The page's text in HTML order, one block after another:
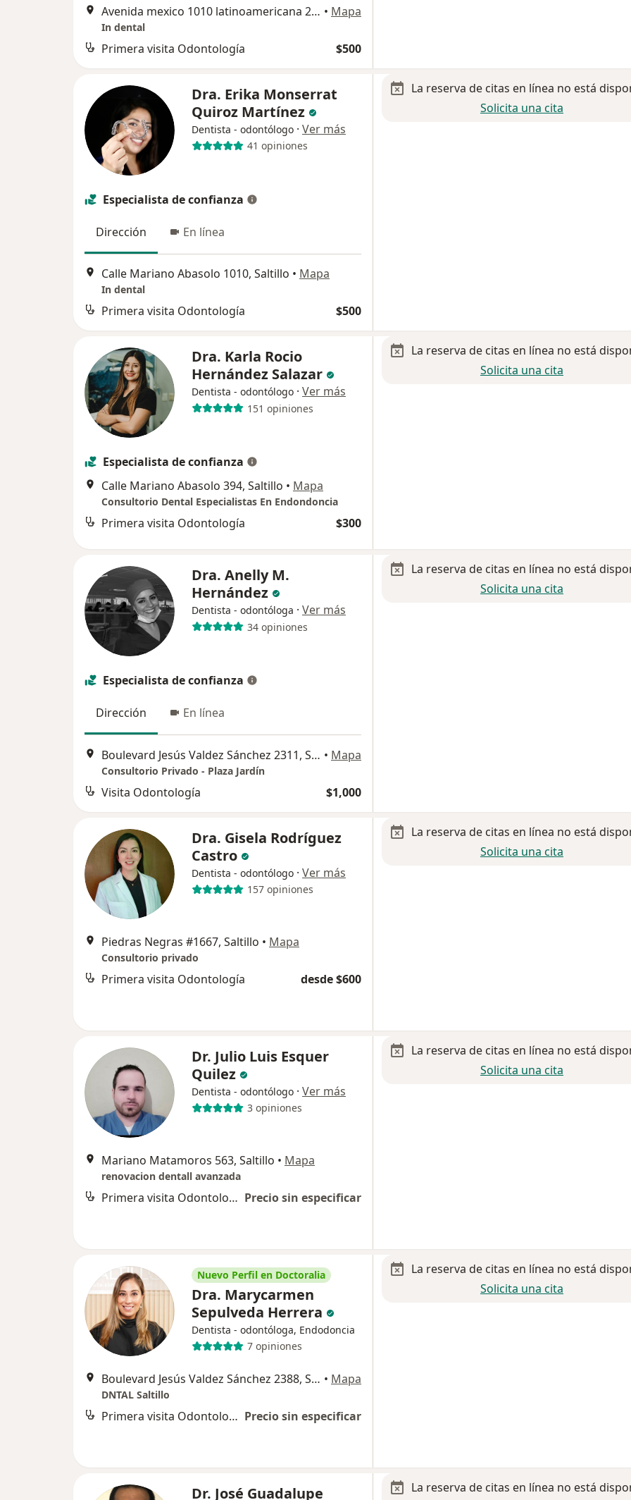
Avenida mexico 1010 latinoamericana 2da Ampliación, Saltillo • Mapa
In dental
Primera visita Odontología $500
Dra. Erika Monserrat
Quiroz Martínez
Dentista - odontólogo · Ver más
41 opiniones
Especialista de confianza
Dirección En línea
Calle Mariano Abasolo 1010, Saltillo • Mapa
In dental
Primera visita Odontología $500
La reserva de citas en línea no está
Solicita una cita
Dra. Karla Rocio
Hernández Salazar
Dentista - odontólogo · Ver más
151 opiniones
Especialista de confianza
Calle Mariano Abasolo 394, Saltillo • Mapa
Consultorio Dental Especialistas En Endondoncia
Primera visita Odontología $300
La reserva de citas en línea no está
Solicita una cita
Dra. Anelly M.
Hernández
Dentista - odontóloga · Ver más
34 opiniones
Especialista de confianza
Dirección En línea
Boulevard Jesús Valdez Sánchez 2311, Saltillo • Mapa
Consultorio Privado - Plaza Jardín
Visita Odontología $1,000
La reserva de citas en línea no está
Solicita una cita
Dra. Gisela Rodríguez
Castro
Dentista - odontólogo · Ver más
157 opiniones
Piedras Negras #1667, Saltillo • Mapa
Consultorio privado
Primera visita Odontología desde $600
La reserva de citas en línea no está
Solicita una cita
Dr. Julio Luis Esquer
Quilez
Dentista - odontólogo · Ver más
3 opiniones
Mariano Matamoros 563, Saltillo • Mapa
renovacion dentall avanzada
Primera visita Odontología Precio sin especificar
La reserva de citas en línea no está
Solicita una cita
Nuevo Perfil en Doctoralia
Dra. Marycarmen
Sepulveda Herrera
Dentista - odontóloga, Endodoncia
7 opiniones
Boulevard Jesús Valdez Sánchez 2388, Saltillo • Mapa
DNTAL Saltillo
Primera visita Odontología Precio sin especificar
La reserva de citas en línea no está
Solicita una cita
Dr. José Guadalupe
La reserva de citas en línea no está